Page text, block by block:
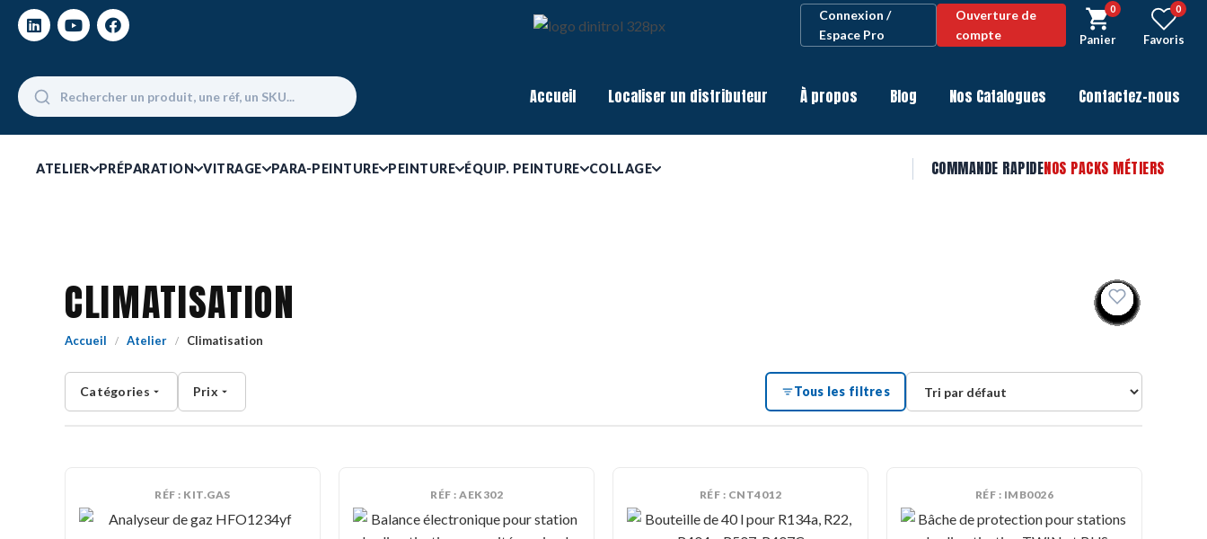
Connexion /
Espace Pro
Ouverture de
compte
0
Panier
0
Favoris
Accueil Localiser un distributeur À propos Blog Nos Catalogues Contactez-nous
ATELIER PRÉPARATION VITRAGE PARA-PEINTURE PEINTURE ÉQUIP. PEINTURE COLLAGE COMMANDE RAPIDENOS PACKS MÉTIERS
CLIMATISATION
Accueil / Atelier / Climatisation
Catégories Prix Tous les filtres
RÉF : KIT.GAS RÉF : AEK302 RÉF : CNT4012 RÉF : IMB0026